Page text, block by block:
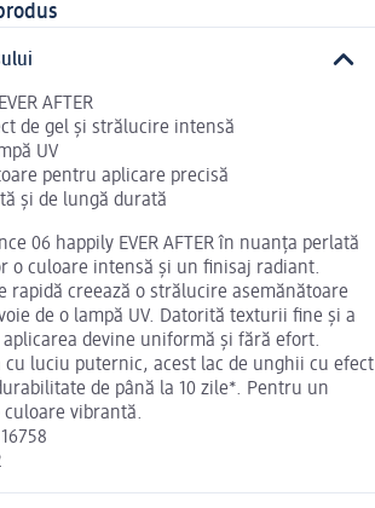
AFTER
de gel și strălucire intensă
UV
pentru aplicare precisă
și de lungă durată
06 happily EVER AFTER în nuanța perlată
o culoare intensă și un finisaj radiant.
rapidă creează o strălucire asemănătoare
de o lampă UV. Datorită texturii fine și a
devine uniformă și fără efort.
luciu puternic, acest lac de unghii cu efect
de până la 10 zile*. Pentru un
culoare vibrantă.